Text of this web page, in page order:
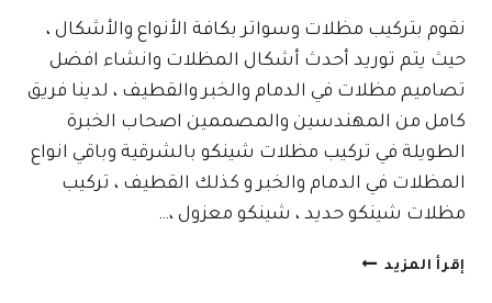
نقوم بتركيب مظلات وسواتر بكافة الأنواع والأشكال ،
حيث يتم توريد أحدث أشكال المظلات وانشاء افضل
تصاميم مظلات في الدمام والخبر والقطيف ، لدينا فريق
كامل من المهندسين والمصممين اصحاب الخبرة
الطويلة في تركيب مظلات شينكو بالشرقية وباقي انواع
المظلات في الدمام والخبر و كذلك القطيف ، تركيب
مظلات شينكو حديد ، شينكو معزول ،…
إقرأ المزيد تركيب